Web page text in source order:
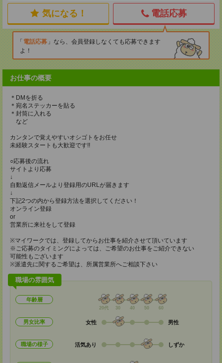
気になる！ 電話応募
電話応募
なら、会員登録しなくても応募できます
よ！
お仕事の概要
＊DMを折る
＊宛名ステッカーを貼る
＊封筒に入れる
など
カンタンで覚えやすいオシゴトをお任せ
未経験スタートも大歓迎です!!
○応募後の流れ
サイトより応募
↓
自動返信メールより登録用のURLが届きます
↓
下記2つの内から登録方法を選択してください！
オンライン登録
or
営業所に来社をして登録
※マイワークでは、登録してからお仕事を紹介させて頂いています
※ご応募のタイミングによっては、ご希望のお仕事をご紹介できない
可能性もございます
※派遣先に関するご希望は、所属営業所へご相談下さい
職場の雰囲気
年齢層
20代 30 40 50 60
男女比率 女性 男性
職場の様子 活気あり しずか